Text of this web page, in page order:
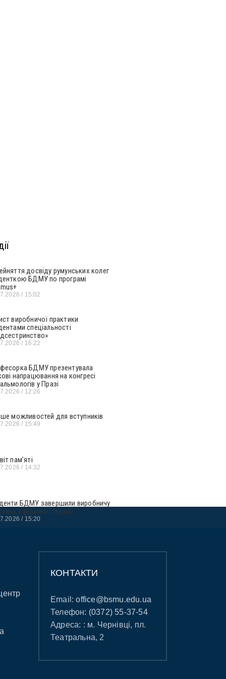
досвіду румунських колег
БДМУ по програмі
15:02
виробничої практики
спеціальності
16:22
БДМУ презентувала
напрацювання на конгресі
у Празі
12:26
можливостей для вступників
15:49
пам’яті
14:32
БДМУ завершили виробничу
з фізичної терапії
15:20
КОНТАКТИ
Email:office@bsmu.edu.ua
Телефон: (0372) 55-37-54
Адреса: : м. Чернівці, пл.
Театральна, 2